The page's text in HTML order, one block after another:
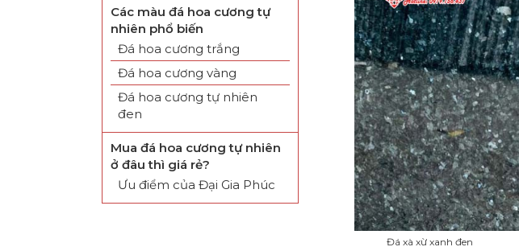
Các màu đá hoa cương tự
nhiên phổ biến
Đá hoa cương trắng
Đá hoa cương vàng
Đá hoa cương tự nhiên
đen
Mua đá hoa cương tự nhiên
ở đâu thì giá rẻ?
Ưu điểm của Đại Gia Phúc
Đá xà xừ xanh đen